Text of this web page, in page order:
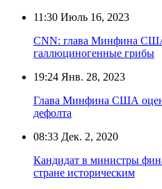
11:30 Июль 16, 2023
CNN: глава Минфина
галлюциногенные грибы
19:24 Янв. 28, 2023
Глава Минфина США
дефолта
08:33 Дек. 2, 2020
Кандидат в министры
стране историческим